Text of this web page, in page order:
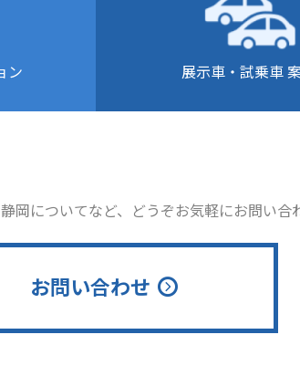
ン 展示車・試乗車
岡についてなど、どうぞお気軽にお問い合
お問い合わせ